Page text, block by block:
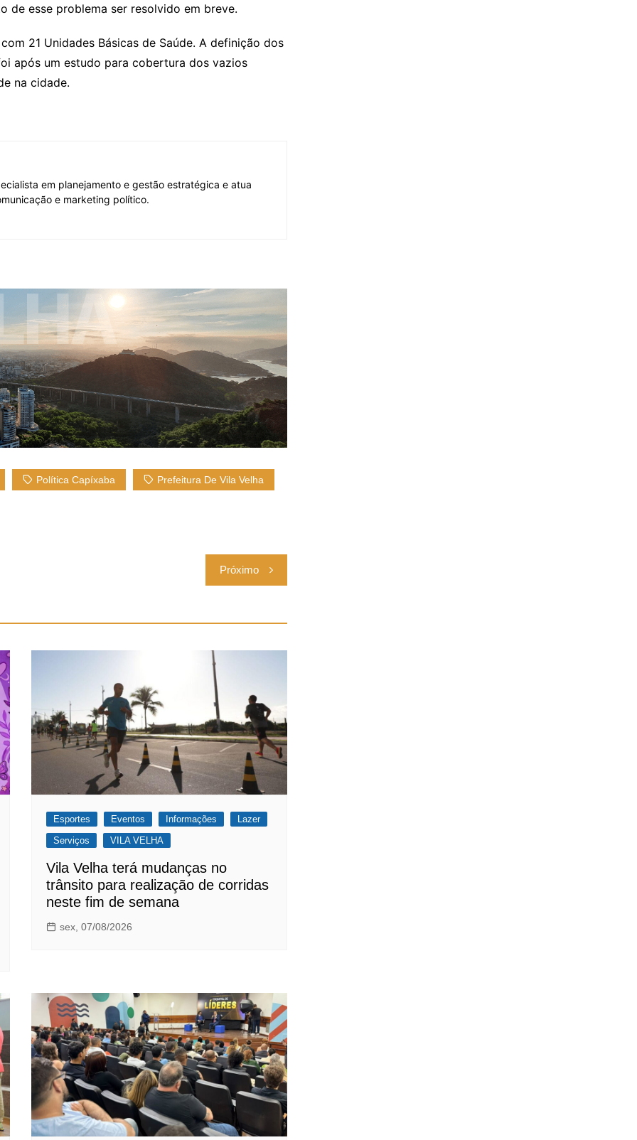
de esse problema ser resolvido em breve.
21 Unidades Básicas de Saúde. A definição dos
após um estudo para cobertura dos vazios
na cidade.
em planejamento e gestão estratégica e atua
e marketing político.
Política Capíxaba Prefeitura De Vila Velha
Próximo
Esportes Eventos Informações
Lazer
Serviços
VILA VELHA
Vila Velha terá mudanças no
trânsito para realização de corridas
neste fim de semana
sex, 07/08/2026